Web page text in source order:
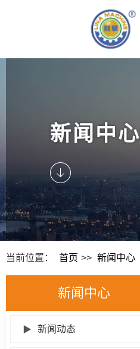
新闻中心
当前位置： 首页 >> 新闻中心
新闻中心
▶ 新闻动态